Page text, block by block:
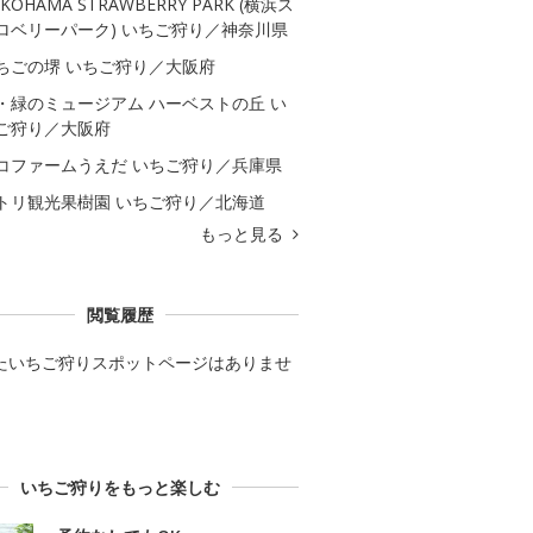
STRAWBERRY PARK (横浜ス
ベリーパーク) いちご狩り／神奈川県
ごの堺 いちご狩り／大阪府
緑のミュージアム ハーベストの丘 い
狩り／大阪府
ファームうえだ いちご狩り／兵庫県
リ観光果樹園 いちご狩り／北海道
もっと見る
閲覧履歴
いちご狩りスポットページはありませ
いちご狩りをもっと楽しむ